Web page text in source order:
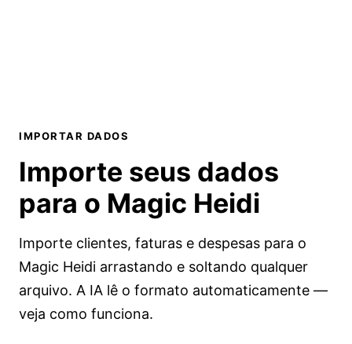
IMPORTAR DADOS
Importe seus dados
para o Magic Heidi
Importe clientes, faturas e despesas para o
Magic Heidi arrastando e soltando qualquer
arquivo. A IA lê o formato automaticamente —
veja como funciona.